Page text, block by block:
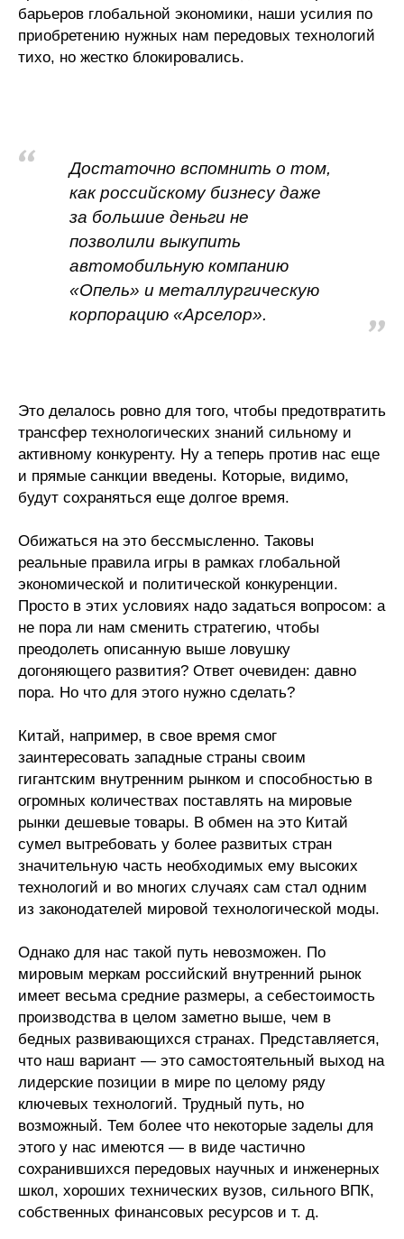
барьеров глобальной экономики, наши усилия по
приобретению нужных нам передовых технологий
тихо, но жестко блокировались.
Достаточно вспомнить о том,
как российскому бизнесу даже
за большие деньги не
позволили выкупить
автомобильную компанию
«Опель» и металлургическую
корпорацию «Арселор».
Это делалось ровно для того, чтобы предотвратить
трансфер технологических знаний сильному и
активному конкуренту. Ну а теперь против нас еще
и прямые санкции введены. Которые, видимо,
будут сохраняться еще долгое время.
Обижаться на это бессмысленно. Таковы
реальные правила игры в рамках глобальной
экономической и политической конкуренции.
Просто в этих условиях надо задаться вопросом: а
не пора ли нам сменить стратегию, чтобы
преодолеть описанную выше ловушку
догоняющего развития? Ответ очевиден: давно
пора. Но что для этого нужно сделать?
Китай, например, в свое время смог
заинтересовать западные страны своим
гигантским внутренним рынком и способностью в
огромных количествах поставлять на мировые
рынки дешевые товары. В обмен на это Китай
сумел вытребовать у более развитых стран
значительную часть необходимых ему высоких
технологий и во многих случаях сам стал одним
из законодателей мировой технологической моды.
Однако для нас такой путь невозможен. По
мировым меркам российский внутренний рынок
имеет весьма средние размеры, а себестоимость
производства в целом заметно выше, чем в
бедных развивающихся странах. Представляется,
что наш вариант — это самостоятельный выход на
лидерские позиции в мире по целому ряду
ключевых технологий. Трудный путь, но
возможный. Тем более что некоторые заделы для
этого у нас имеются — в виде частично
сохранившихся передовых научных и инженерных
школ, хороших технических вузов, сильного ВПК,
собственных финансовых ресурсов и т. д.